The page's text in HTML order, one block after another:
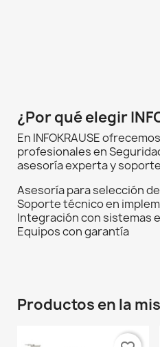
¿Por qué elegir
En INFOKRAUSE
profesionales en
asesoría experta y
Asesoría para selección
Soporte técnico en
Integración con sistemas
Equipos con garantía
Productos en la